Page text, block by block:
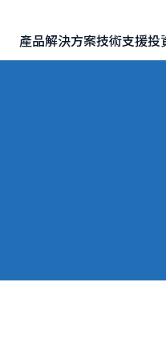
產品解決方案技術支援投